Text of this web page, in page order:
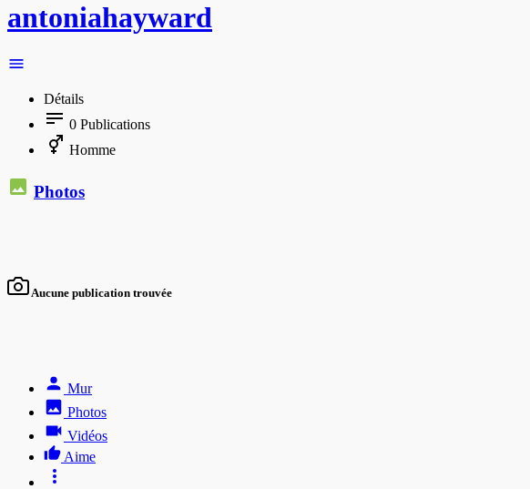
antoniahayward
Détails
0 Publications
Homme
Photos
Aucune publication trouvée
Mur
Photos
Vidéos
Aime